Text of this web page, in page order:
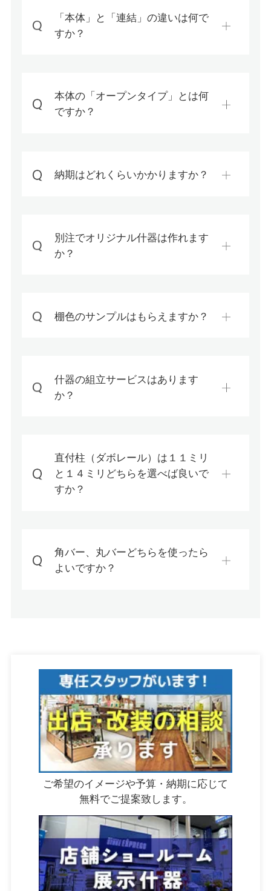
「本体」と「連結」の違いは何で
すか？
本体の「オープンタイプ」とは何
ですか？
納期はどれくらいかかりますか？
別注でオリジナル什器は作れます
か？
棚色のサンプルはもらえますか？
什器の組立サービスはあります
か？
直付柱（ダボレール）は１１ミリ
と１４ミリどちらを選べば良いで
すか？
角バー、丸バーどちらを使ったら
よいですか？
ご希望のイメージや予算・納期に応じて
無料でご提案致します。